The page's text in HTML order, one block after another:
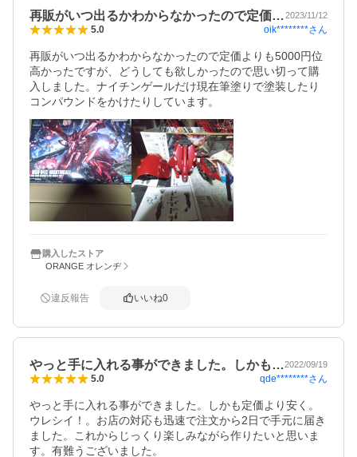
再販がいつ出るかわからなかったので定価…2023/11/12
5.0 oik********さん
再販がいつ出るかわからなかったので定価よりも5000円位
高かったですが、どうしても欲しかったので思い切って購
入しました。ナイチンゲールだけ現在筆塗りで塗装したり
コンパウンドをかけたりしています。
購入したストア
ORANGE オレンヂ
違反報告 いいね0
やっと手に入れる事ができました。しかも…2022/09/19
5.0 qde********さん
やっと手に入れる事ができました。しかも定価より安く。
ウレシイ！。お店の対応も迅速で注文から2日で手元に届き
ました。これからじっくり楽しみながら作りたいと思いま
す。有難うございました。